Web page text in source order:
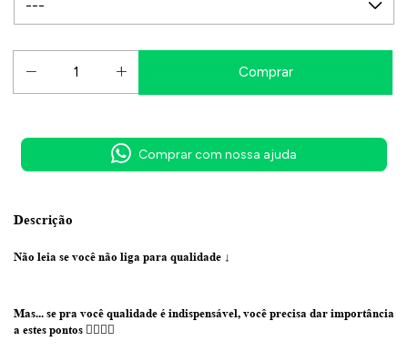
Comprar com nossa ajuda
Descrição
Não leia se você não liga para qualidade ↓
Mas... se pra você qualidade é indispensável, você precisa dar importância
a estes pontos 👇🏼👇🏼